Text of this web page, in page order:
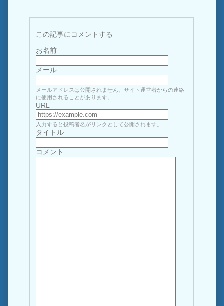
この記事にコメントする
お名前
メール
メールアドレスは公開されません。サイト運営者からの連絡
に使用されることがあります。
URL
入力すると投稿者名がリンクとして公開されます。
タイトル
コメント